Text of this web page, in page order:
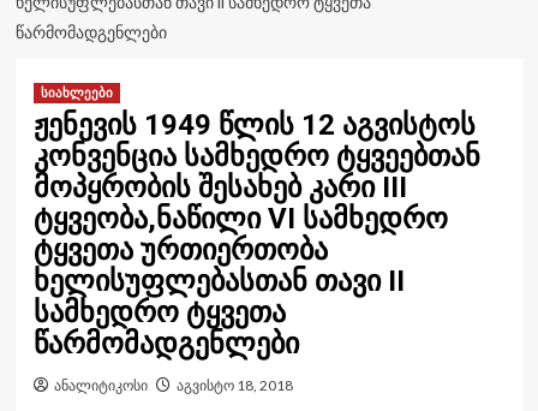
ᲬᲐᲠᲛᲝᲛᲐᲓᲒᲔᲜᲚᲔᲑᲘ
სიახლეები
ჟენევის 1949 წლის 12 აგვისტოს
კონვენცია სამხედრო ტყვეებთან
მოპყრობის შესახებ კარი III
ტყვეობა,ნაწილი VI სამხედრო
ტყვეთა ურთიერთობა
ხელისუფლებასთან თავი II
სამხედრო ტყვეთა
წარმომადგენლები
ანალიტიკოსი აგვისტო 18, 2018